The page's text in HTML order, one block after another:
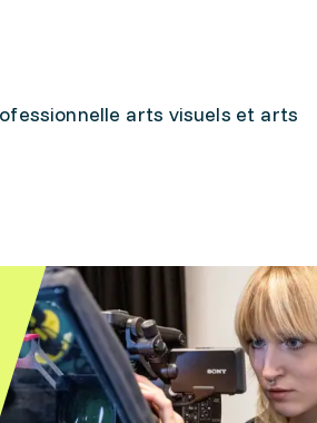
arts visuels et arts